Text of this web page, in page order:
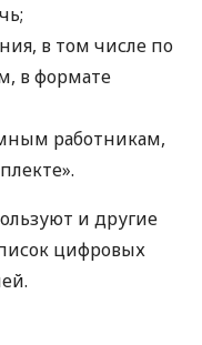
в том числе по
в формате
работникам,
и другие
цифровых